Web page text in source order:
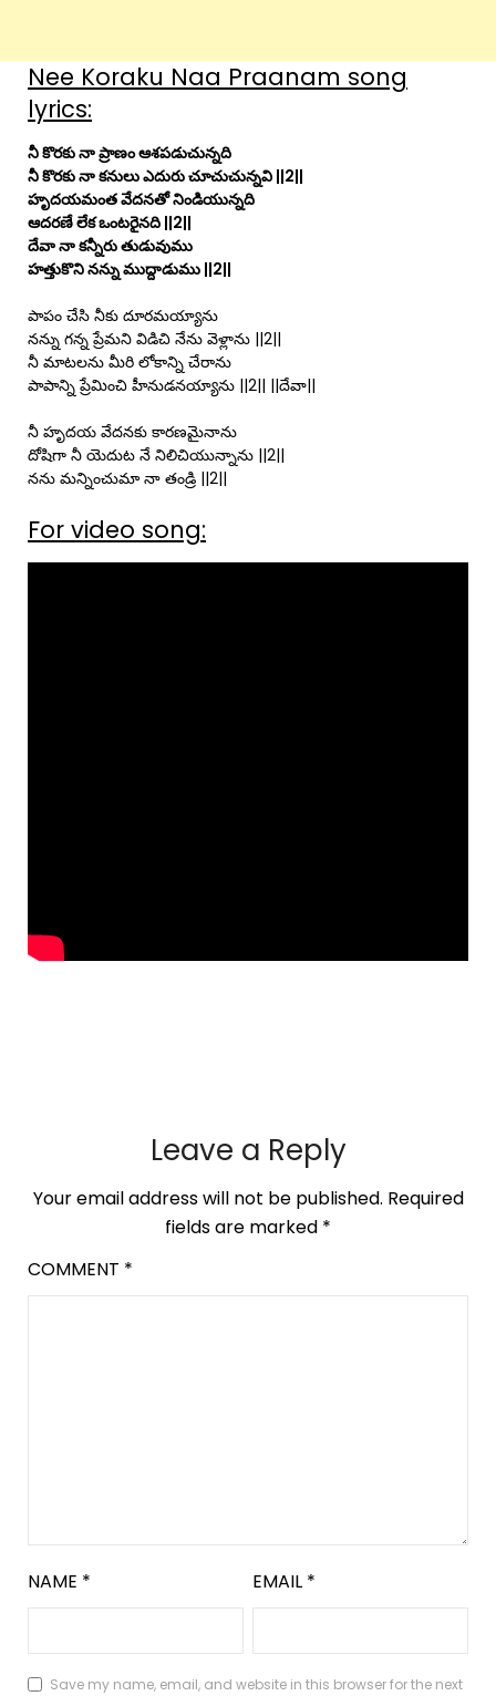
Nee Koraku Naa Praanam song
lyrics:
నీ కొరకు నా ప్రాణం ఆశపడుచున్నది
నీ కొరకు నా కనులు ఎదురు చూచుచున్నవి ||2||
హృదయమంత వేదనతో నిండియున్నది
ఆదరణే లేక ఒంటరైనది ||2||
దేవా నా కన్నీరు తుడువుము
హత్తుకొని నన్ను ముద్దాడుము ||2||
పాపం చేసి నీకు దూరమయ్యాను
నన్ను గన్న ప్రేమని విడిచి నేను వెళ్లాను ||2||
నీ మాటలను మీరి లోకాన్ని చేరాను
పాపాన్ని ప్రేమించి హీనుడనయ్యాను ||2|| ||దేవా||
నీ హృదయ వేదనకు కారణమైనాను
దోషిగా నీ యెదుట నే నిలిచియున్నాను ||2||
నను మన్నించుమా నా తండ్రి ||2||
For video song:
Leave a Reply
Your email address will not be published. Required
fields are marked *
COMMENT *
NAME * EMAIL *
Save my name, email, and website in this browser for the next